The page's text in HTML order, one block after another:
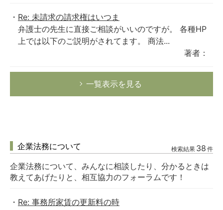
Re: 未請求の請求権はいつま
弁護士の先生に直接ご相談がいいのですが。 各種HP
上では以下のご説明がされてます。 商法...
著者：
一覧表示を見る
企業法務について 検索結果 38 件
企業法務について、みんなに相談したり、分かるときは
教えてあげたりと、相互協力のフォーラムです！
Re: 事務所家賃の更新料の時